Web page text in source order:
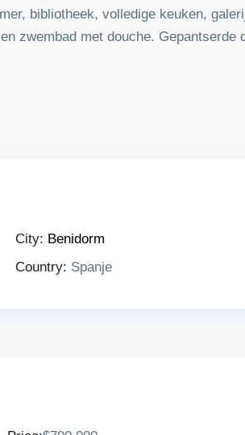
bibliotheek, volledige keuken,
zwembad met douche. Gepantserde
City: Benidorm
Country: Spanje